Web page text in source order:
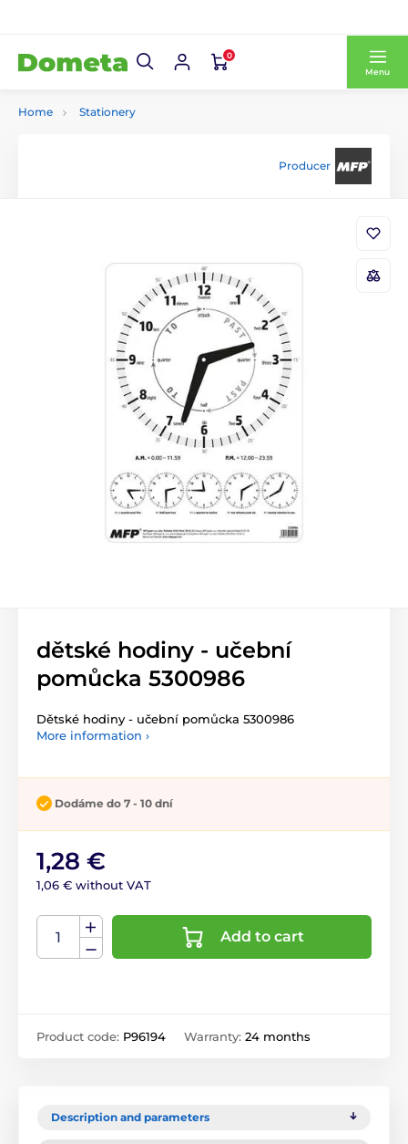
0
Menu
Home Stationery
Producer
dětské hodiny - učební
pomůcka 5300986
Dětské hodiny - učební pomůcka 5300986
More information ›
Dodáme do 7 - 10 dní
1,28 €
1,06 € without VAT
Add to cart
Product code: P96194 Warranty: 24 months
Description and parameters